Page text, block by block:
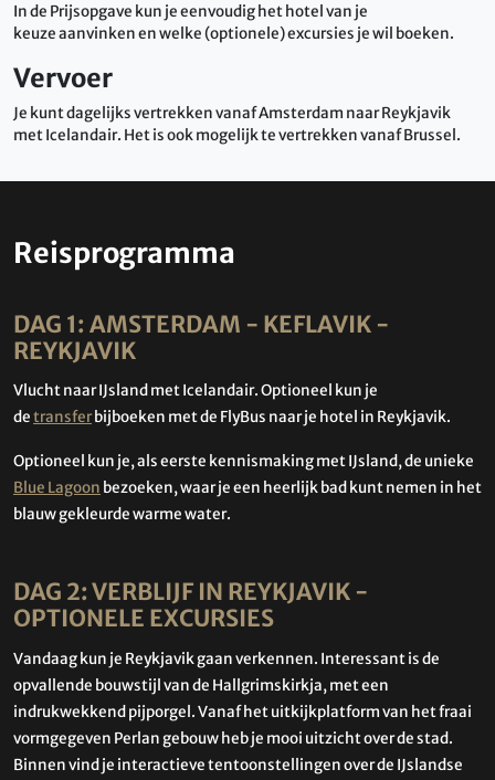
In de Prijsopgave kun je eenvoudig het hotel van je
keuze aanvinken en welke (optionele) excursies je wil boeken.
Vervoer
Je kunt dagelijks vertrekken vanaf Amsterdam naar Reykjavik
met Icelandair. Het is ook mogelijk te vertrekken vanaf Brussel.
Reisprogramma
DAG 1: AMSTERDAM - KEFLAVIK -
REYKJAVIK
Vlucht naar IJsland met Icelandair. Optioneel kun je
detransferbijboeken met de FlyBus naar je hotel in Reykjavik.
Optioneel kun je, als eerste kennismaking met IJsland, de unieke
Blue Lagoon bezoeken, waar je een heerlijk bad kunt nemen in het
blauw gekleurde warme water.
DAG 2: VERBLIJF IN REYKJAVIK -
OPTIONELE EXCURSIES
Vandaag kun je Reykjavik gaan verkennen. Interessant is de
opvallende bouwstijl van de Hallgrimskirkja, met een
indrukwekkend pijporgel. Vanaf het uitkijkplatform van het fraai
vormgegeven Perlan gebouw heb je mooi uitzicht over de stad.
Binnen vind je interactieve tentoonstellingen over de IJslandse